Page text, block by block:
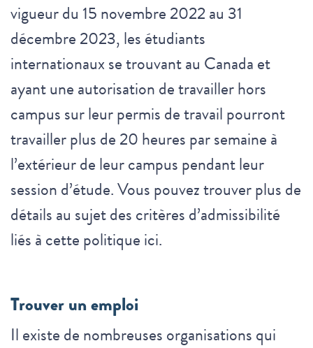
vigueur du 15 novembre 2022 au 31
décembre 2023, les étudiants
internationaux se trouvant au Canada et
ayant une autorisation de travailler hors
campus sur leur permis de travail pourront
travailler plus de 20 heures par semaine à
l’extérieur de leur campus pendant leur
session d’étude. Vous pouvez trouver plus de
détails au sujet des critères d’admissibilité
liés à cette politique ici.
Trouver un emploi
Il existe de nombreuses organisations qui